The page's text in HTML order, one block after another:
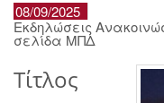
08/09/2025
Εκδηλώσεις
σελίδα ΜΠΔ
Τίτλος